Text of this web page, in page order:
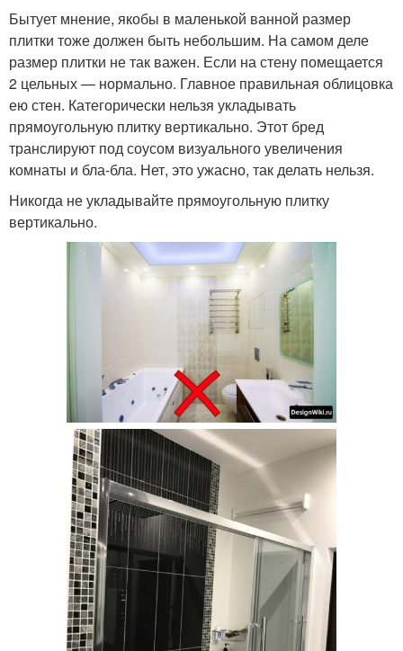
Бытует мнение, якобы в маленькой ванной размер
плитки тоже должен быть небольшим. На самом деле
размер плитки не так важен. Если на стену помещается
2 цельных — нормально. Главное правильная облицовка
ею стен. Категорически нельзя укладывать
прямоугольную плитку вертикально. Этот бред
транслируют под соусом визуального увеличения
комнаты и бла-бла. Нет, это ужасно, так делать нельзя.
Никогда не укладывайте прямоугольную плитку
вертикально.